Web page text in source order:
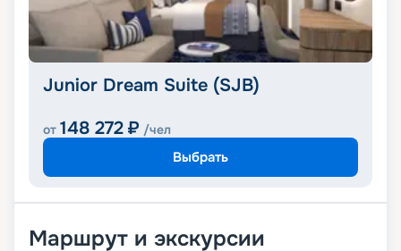
Junior Dream Suite (SJB)
от 148 272 ₽ /чел
Выбрать
Маршрут и экскурсии